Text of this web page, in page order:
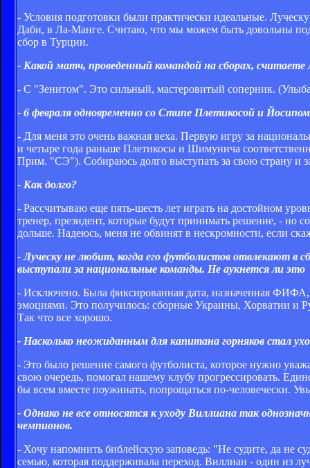
- Условия подготовки были практически идеальные.
Даби, в Ла-Манге. Считаю, что мы можем быть довольны
сбор в Турции.
- Какой матч, проведенный командой на сборах,
- С "Зенитом". Это сильный, мастеровитый соперник.
- 6 февраля одновременно со Стипе Плетикосой и
- Для меня это очень важная веха. Первую игру за
и четыре года раньше Плетикосы и Шимунича
Прим. "СЭ"). Собираюсь долго выступать за свою страну и
- Как долго?
- Рассчитываю еще пять-шесть лет играть на достойном
тренер, президент, которые будут принимать решение, - но
дольше. Надеюсь, меня не обвинят в нескромности, если
- Луческу не любит, когда его футболистов отвлекают в
выступали за национальные команды. Не аукнется ли
- Исключено. Была фиксированная дата, назначенная
эмоциями. Это получилось: сборные Украины, Хорватии и
Так что все хорошо.
- Насколько неожиданным для капитана горняков стал
- Это было решение самого футболиста, которое нужно
свою очередь, помогал нашему клубу прогрессировать.
бы всем вместе поужинать, попрощаться по-человечески.
- Однако не все относятся к уходу Виллиана так
чемпионов.
- Хочу напомнить библейскую заповедь: "Не судите, да не
семью, которая поддерживала переход. Виллиан - один из